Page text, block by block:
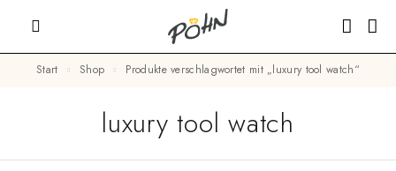
Start Shop Produkte verschlagwortet mit „luxury tool watch“
luxury tool watch